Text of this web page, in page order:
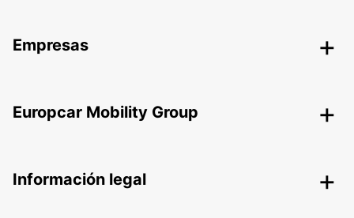
Empresas
Europcar Mobility Group
Información legal